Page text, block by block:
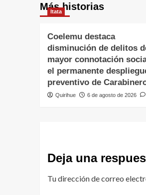
Más historias
Itata
Coelemu destaca
disminución de delitos
mayor connotación
el permanente
preventivo de
Quirihue 6 de agosto de 2026
Deja una
Tu dirección de correo